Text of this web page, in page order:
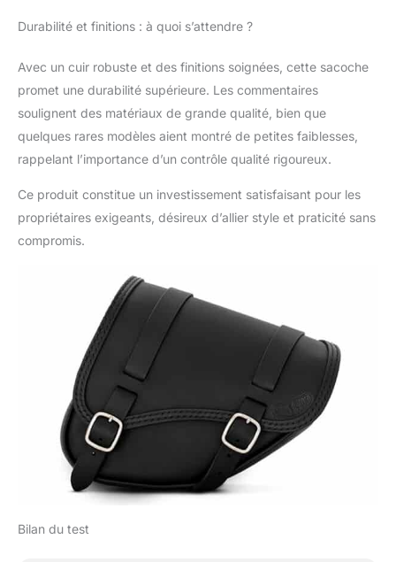
les pièces métalliques
garantissent une
longévité sans
sacoche latérale
Compatibilité:
Spécifiquement conçu
Indian Scout Bobber
2018-2024, Indian
2019-2024, Indian
Scout Rogue 2022-
2024 et Indian Scout
Rogue Sixty 2022-
2024. Compatibilité et
ajustement optimaux
avec les amortisseurs à
réservoir séparé
piggyback
Durabilité et finitions : à quoi s’attendre ?
Avec un cuir robuste et des finitions soignées, cette sacoche
promet une durabilité supérieure. Les commentaires
soulignent des matériaux de grande qualité, bien que
quelques rares modèles aient montré de petites faiblesses,
rappelant l’importance d’un contrôle qualité rigoureux.
Ce produit constitue un investissement satisfaisant pour les
propriétaires exigeants, désireux d’allier style et praticité sans
compromis.
Bilan du test